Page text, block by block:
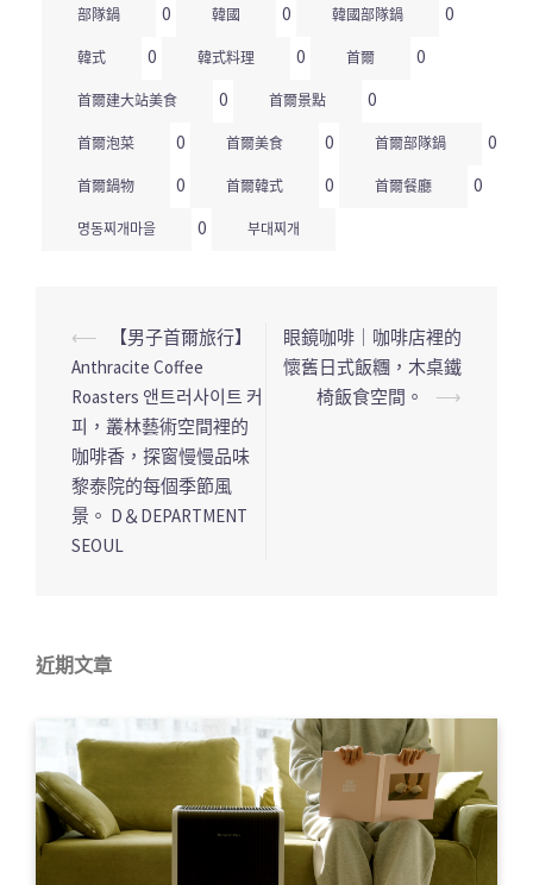
部隊鍋 0 韓國 0 韓國部隊鍋 0
韓式 0 韓式料理 0 首爾 0
首爾建大站美食 0 首爾景點 0
首爾泡菜 0 首爾美食 0 首爾部隊鍋 0
首爾鍋物 0 首爾韓式 0 首爾餐廳 0
명동찌개마을 0 부대찌개
文
章
導
覽
列
⟵
【男子首爾旅行】
Anthracite Coffee
Roasters 앤트러사이트 커
피，叢林藝術空間裡的
咖啡香，探窗慢慢品味
黎泰院的每個季節風
景。 D＆DEPARTMENT
SEOUL
眼鏡咖啡｜咖啡店裡的
懷舊日式飯糰，木桌鐵
椅飯食空間。
⟶
近期文章